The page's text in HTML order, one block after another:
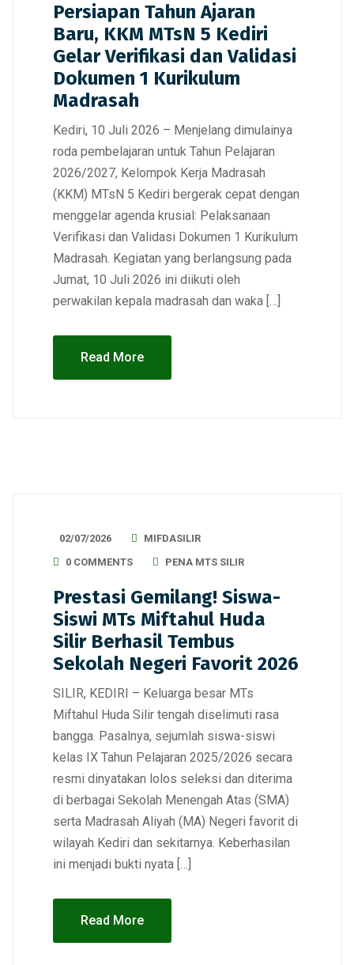
Persiapan Tahun Ajaran
Baru, KKM MTsN 5 Kediri
Gelar Verifikasi dan Validasi
Dokumen 1 Kurikulum
Madrasah
Kediri, 10 Juli 2026 – Menjelang dimulainya
roda pembelajaran untuk Tahun Pelajaran
2026/2027, Kelompok Kerja Madrasah
(KKM) MTsN 5 Kediri bergerak cepat dengan
menggelar agenda krusial: Pelaksanaan
Verifikasi dan Validasi Dokumen 1 Kurikulum
Madrasah. Kegiatan yang berlangsung pada
Jumat, 10 Juli 2026 ini diikuti oleh
perwakilan kepala madrasah dan waka […]
Read More
02/07/2026
MIFDASILIR
0 COMMENTS
PENA MTS SILIR
Prestasi Gemilang! Siswa-
Siswi MTs Miftahul Huda
Silir Berhasil Tembus
Sekolah Negeri Favorit 2026
SILIR, KEDIRI – Keluarga besar MTs
Miftahul Huda Silir tengah diselimuti rasa
bangga. Pasalnya, sejumlah siswa-siswi
kelas IX Tahun Pelajaran 2025/2026 secara
resmi dinyatakan lolos seleksi dan diterima
di berbagai Sekolah Menengah Atas (SMA)
serta Madrasah Aliyah (MA) Negeri favorit di
wilayah Kediri dan sekitarnya. Keberhasilan
ini menjadi bukti nyata […]
Read More